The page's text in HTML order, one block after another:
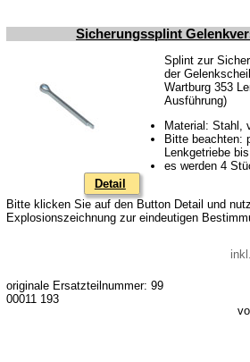
Sicherungssplint
Detail
Splint zur
der
Wartburg 353
Ausführung)
Material: Stahl,
Bitte beachten:
Lenkgetriebe
es werden 4
Bitte klicken Sie auf den Button Detail und
Explosionszeichnung zur eindeutigen
originale Ersatzteilnummer: 99
00011 193